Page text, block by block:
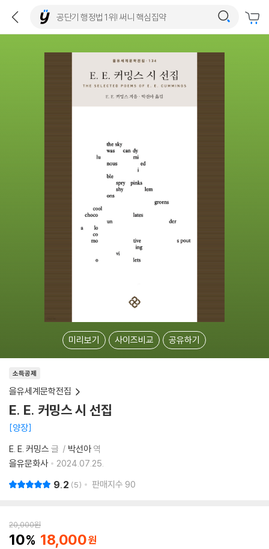
미리보기 사이즈비교 공유하기
소득공제
을유세계문학전집
E. E. 커밍스 시 선집
양장
E. E. 커밍스 글 박선아역
을유문화사
2024.07.25.
9.2 5 판매지수 90
20,000원
10 18,000